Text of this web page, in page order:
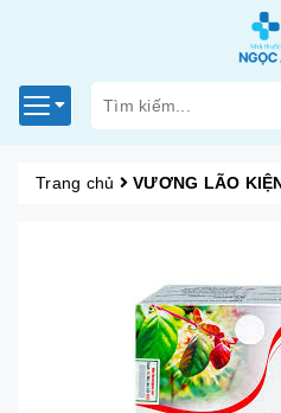
Trang chủ VƯƠNG LÃO